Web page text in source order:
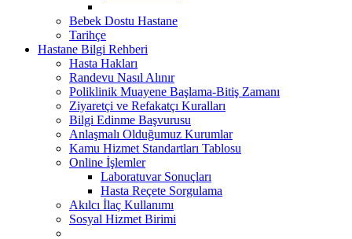
Bebek Dostu Hastane
Tarihçe
Hastane Bilgi Rehberi
Hasta Hakları
Randevu Nasıl Alınır
Poliklinik Muayene Başlama-Bitiş Zamanı
Ziyaretçi ve Refakatçı Kuralları
Bilgi Edinme Başvurusu
Anlaşmalı Olduğumuz Kurumlar
Kamu Hizmet Standartları Tablosu
Online İşlemler
Laboratuvar Sonuçları
Hasta Reçete Sorgulama
Akılcı İlaç Kullanımı
Sosyal Hizmet Birimi